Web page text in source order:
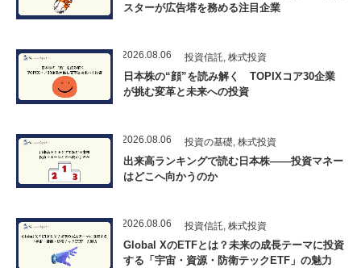
スターが広告塔を務める注目企業
2026.08.06 投資信託, 株式投資
日本株の“顔”を読み解く TOPIXコア30企業
が挑む変革と未来への投資
2026.08.06 投資の基礎 株式投資
出来高ランキングで読む日本株――投資マネー
はどこへ向かうのか
2026.08.06 投資信託, 株式投資
Global XのETFとは？未来の成長テーマに投資
する「宇宙・資源・防衛テックETF」の魅力